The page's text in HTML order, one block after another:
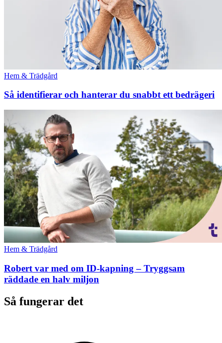
Hem & Trädgård
Så identifierar och hanterar du snabbt ett bedrägeri
Hem & Trädgård
Robert var med om ID-kapning – Tryggsam
räddade en halv miljon
Så fungerar det